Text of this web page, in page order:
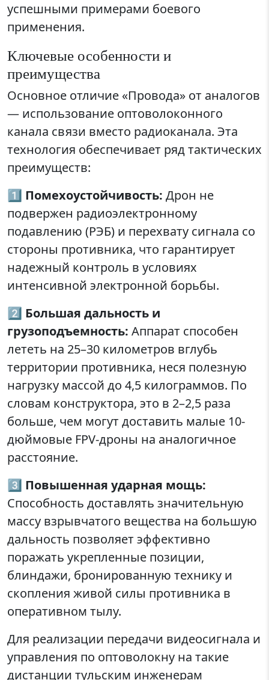
успешными примерами боевого
применения.
Ключевые особенности и
преимущества
Основное отличие «Провода» от аналогов
— использование оптоволоконного
канала связи вместо радиоканала. Эта
технология обеспечивает ряд тактических
преимуществ:
1️⃣ Помехоустойчивость: Дрон не
подвержен радиоэлектронному
подавлению (РЭБ) и перехвату сигнала со
стороны противника, что гарантирует
надежный контроль в условиях
интенсивной электронной борьбы.
2️⃣ Большая дальность и
грузоподъемность: Аппарат способен
лететь на 25–30 километров вглубь
территории противника, неся полезную
нагрузку массой до 4,5 килограммов. По
словам конструктора, это в 2–2,5 раза
больше, чем могут доставить малые 10-
дюймовые FPV-дроны на аналогичное
расстояние.
3️⃣ Повышенная ударная мощь:
Способность доставлять значительную
массу взрывчатого вещества на большую
дальность позволяет эффективно
поражать укрепленные позиции,
блиндажи, бронированную технику и
скопления живой силы противника в
оперативном тылу.
Для реализации передачи видеосигнала и
управления по оптоволокну на такие
дистанции тульским инженерам